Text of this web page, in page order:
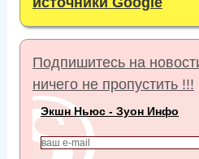
Подпишитесь на
ничего не пропустить !!!
Экшн Ньюс - Зуон Инфо